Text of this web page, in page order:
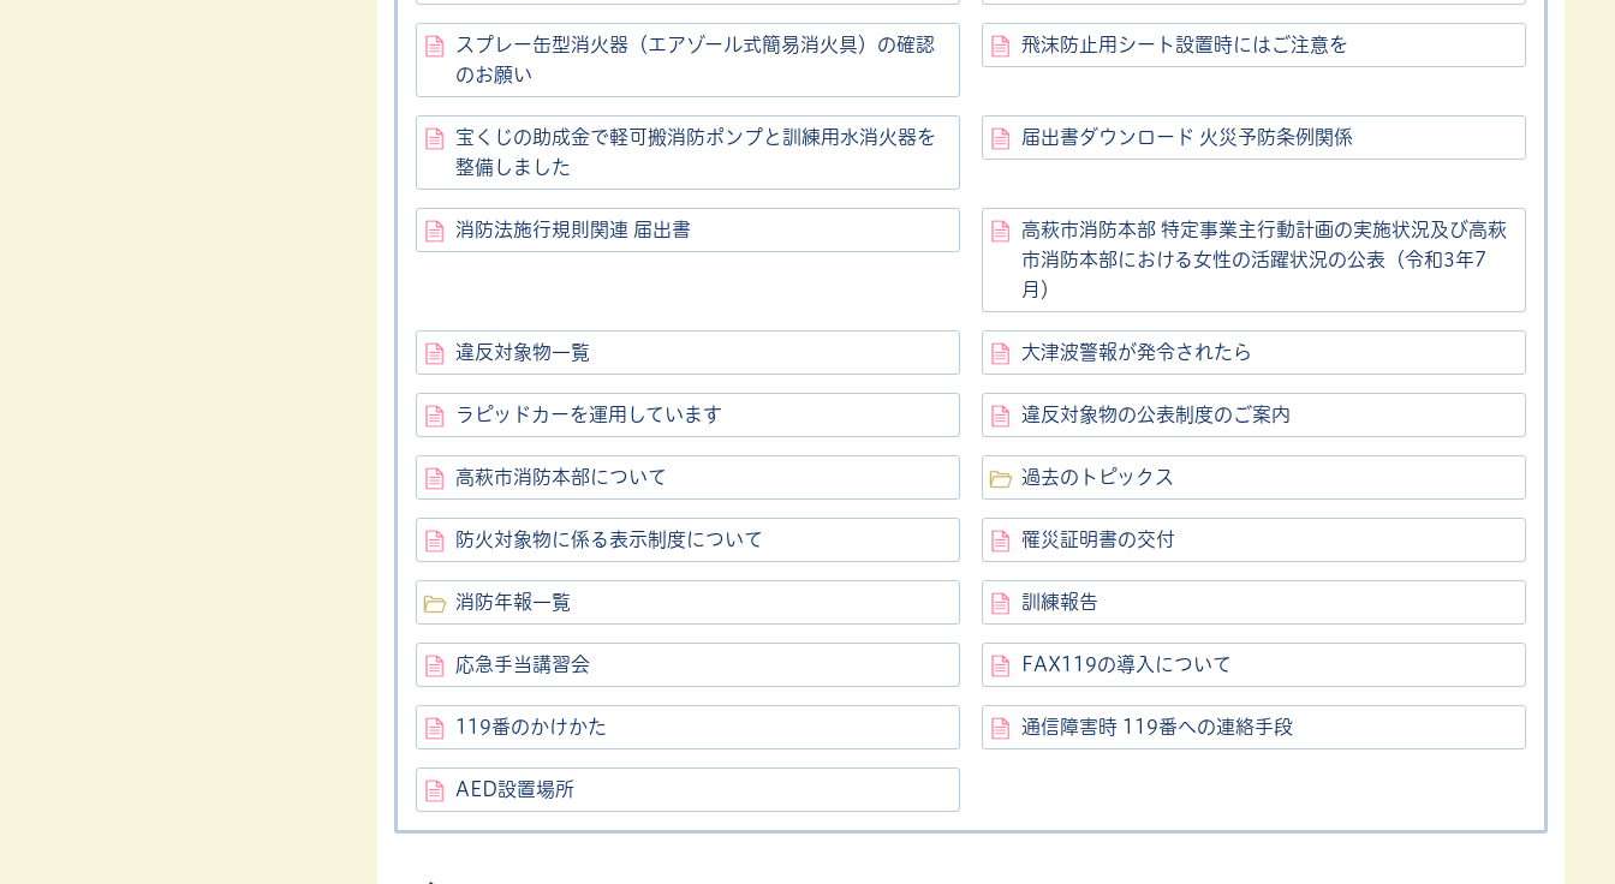
スプレー缶型消火器（エアゾール式簡易消火具）の確認
のお願い
飛沫防止用シート設置時にはご注意を
宝くじの助成金で軽可搬消防ポンプと訓練用水消火器を
整備しました
届出書ダウンロード 火災予防条例関係
消防法施行規則関連 届出書
高萩市消防本部 特定事業主行動計画の実施状況及び高萩
市消防本部における女性の活躍状況の公表（令和3年7
月）
違反対象物一覧 大津波警報が発令されたら
ラピッドカーを運用しています 違反対象物の公表制度のご案内
高萩市消防本部について 過去のトピックス
防火対象物に係る表示制度について 罹災証明書の交付
消防年報一覧 訓練報告
応急手当講習会 FAX119の導入について
119番のかけかた 通信障害時 119番への連絡手段
AED設置場所